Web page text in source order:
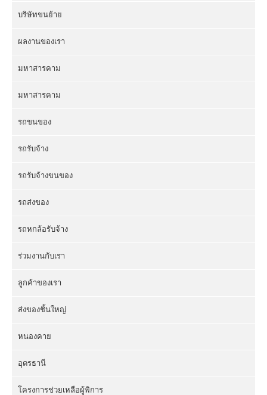
บริษัทขนย้าย
ผลงานของเรา
มหาสารคาม
มหาสารคาม
รถขนของ
รถรับจ้าง
รถรับจ้างขนของ
รถส่งของ
รถหกล้อรับจ้าง
ร่วมงานกับเรา
ลูกค้าของเรา
ส่งของชิ้นใหญ่
หนองคาย
อุดรธานี
โครงการช่วยเหลือผู้พิการ